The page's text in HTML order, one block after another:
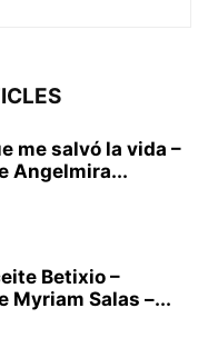
me salvó la vida –
Angelmira...
Betixio –
Myriam Salas –...